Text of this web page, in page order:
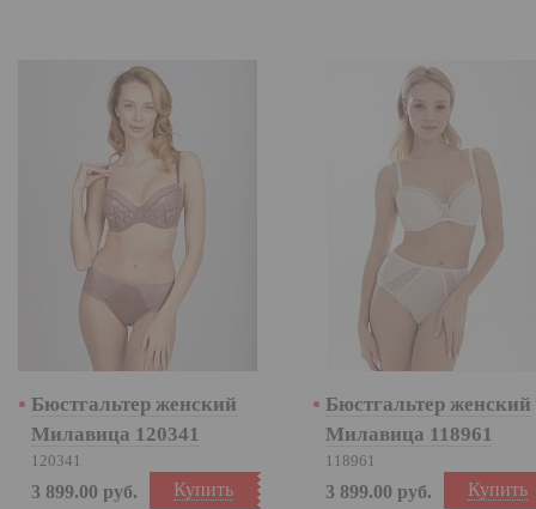
Бюстгальтер женский
Милавица 120341
120341
Купить
3 899.00 руб.
Бюстгальтер женский
Милавица 118961
118961
Купить
3 899.00 руб.